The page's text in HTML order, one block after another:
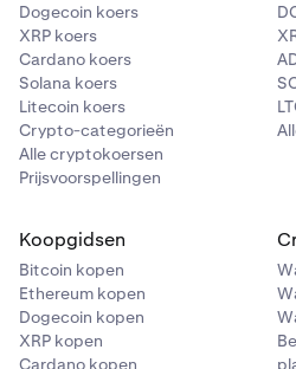
Dogecoin koers
XRP koers
Cardano koers
Solana koers
Litecoin koers
Crypto-categorieën
Alle cryptokoersen
Prijsvoorspellingen
Koopgidsen
Bitcoin kopen
Ethereum kopen
Dogecoin kopen
XRP kopen
Cardano kopen